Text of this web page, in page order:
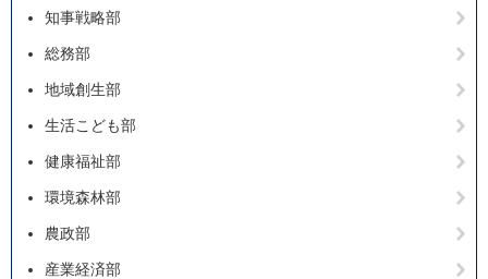
知事戦略部
総務部
地域創生部
生活こども部
健康福祉部
環境森林部
農政部
産業経済部